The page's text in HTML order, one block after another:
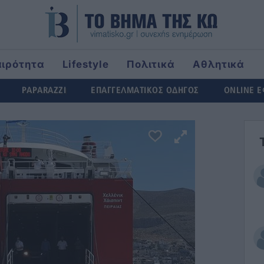
Lifestyle Πολιτικά
Αθλητικά
PAPARAZZI ΕΠΑΓΓΕΛΜΑΤΙΚΟΣ ΟΔΗΓΟΣ ONLINE